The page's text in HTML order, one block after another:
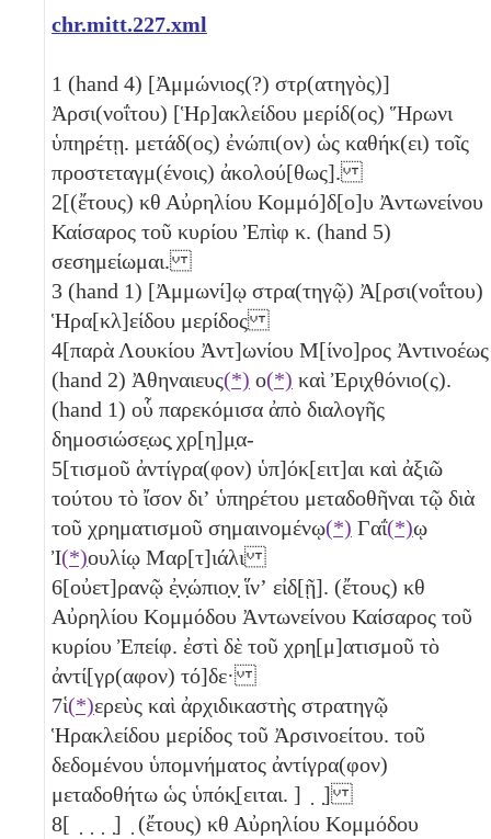
chr.mitt.227.xml
1 (hand 4) [Ἀμμώνιος(?) στρ(ατηγὸς)]
Ἀρσι(νοΐτου) [Ἡρ]ακλείδου μερίδ(ος) Ἥρωνι
ὑπηρέτῃ. μετάδ(ος) ἐνώπι(ον) ὡς καθήκ(ει) τοῖς
προστεταγμ(ένοις) ἀκολού[θως].
2[(ἔτους) κθ Αὐρηλίου Κομμό]δ[ο]υ Ἀντωνείνου
Καίσαρος τοῦ κυρίου Ἐπὶφ κ. (hand 5)
σεσημείωμαι.
3 (hand 1) [Ἀμμωνί]ῳ στρα(τηγῷ) Ἀ[ρσι(νοΐτου)
Ἡρα[κλ]είδου μερίδος
4[παρὰ Λουκίου Ἀντ]ωνίου Μ[ίνο]ρος Ἀντινοέως
(hand 2) Ἀθηναιευς(*) ο(*) καὶ Ἐριχθόνιο(ς).
(hand 1) οὗ παρεκόμισα ἀπὸ διαλογῆς
δημοσιώσε̣ως̣ χρ[η]μ̣α-
5[τισμοῦ ἀντίγρα(φον) ὑπ]όκ[ειτ]αι καὶ ἀξιῶ
τούτου τὸ ἴσον διʼ ὑπηρέτου μεταδοθῆναι τῷ διὰ
τοῦ χρηματισμοῦ σημαινομένῳ(*) Γαΐ(*)ῳ
Ἰ(*)ουλίῳ Μαρ[τ]ιάλι
6[οὐετ]ρανῷ ἐ̣ν̣ώπιο̣ν̣ ἵνʼ εἰδ[ῇ]. (ἔτους) κθ
Αὐρηλίου Κομμόδου Ἀντωνείνου Καίσαρος τοῦ
κυρίου Ἐπείφ. ἐστὶ δὲ τοῦ χρη[μ]ατισμοῦ τὸ
ἀντί[γρ(αφον) τό]δε·
7ἱ(*)ερεὺς καὶ ἀρχιδικαστὴς στρατηγῷ
Ἡρακλείδου μερίδος τοῦ Ἀρσινοείτου. τοῦ
δεδομένου ὑπομνήματος ἀντίγρα(φον)
μεταδοθήτω ὡς ὑπόκ̣[ειται. ] ̣ ̣]
8[ ̣ ̣ ̣ ̣] ̣ (ἔτους) κθ Αὐρηλίου Κομμόδου